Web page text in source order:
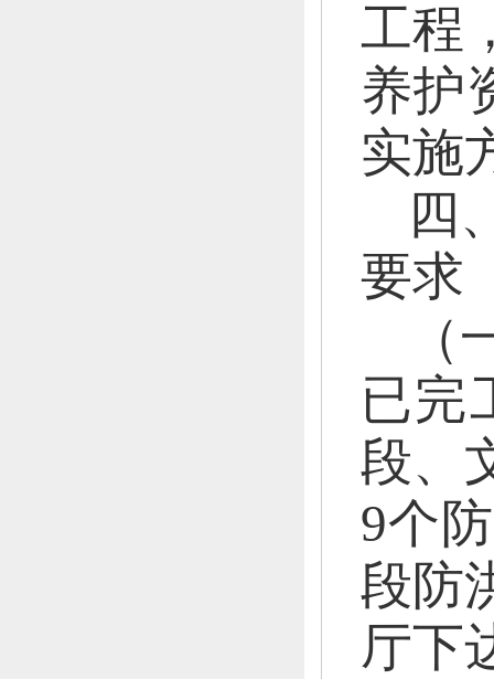
工程
养护
实施
四
要求
已完
段、
9个
段防
厅下